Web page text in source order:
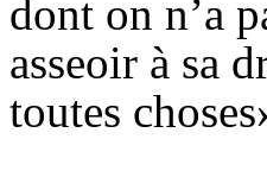
dont on n’a
asseoir à sa
toutes